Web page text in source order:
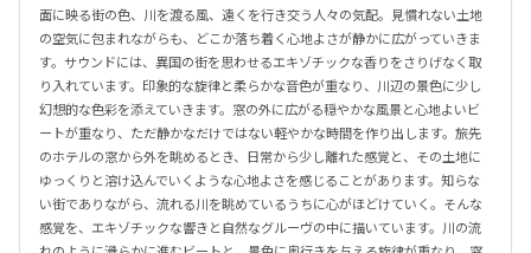
面に映る街の色、川を渡る風、遠くを行き交う人々の気配。見慣れない土地
の空気に包まれながらも、どこか落ち着く心地よさが静かに広がっていきま
す。サウンドには、異国の街を思わせるエキゾチックな香りをさりげなく取
り入れています。印象的な旋律と柔らかな音色が重なり、川辺の景色に少し
幻想的な色彩を添えていきます。窓の外に広がる穏やかな風景と心地よいビ
ートが重なり、ただ静かなだけではない軽やかな時間を作り出します。旅先
のホテルの窓から外を眺めるとき、日常から少し離れた感覚と、その土地に
ゆっくりと溶け込んでいくような心地よさを感じることがあります。知らな
い街でありながら、流れる川を眺めているうちに心がほどけていく。そんな
感覚を、エキゾチックな響きと自然なグルーヴの中に描いています。川の流